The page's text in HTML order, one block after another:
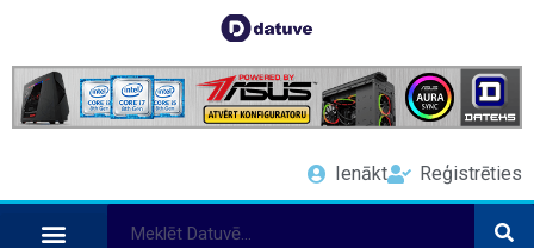
Ienākt Reģistrēties